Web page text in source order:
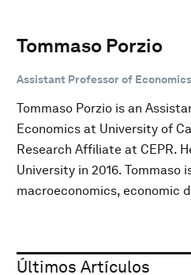
Tommaso Porzio
Assistant Professor of
Tommaso Porzio is an
Economics at University of
Research Affiliate at CEPR.
University in 2016. Tommaso
macroeconomics, economic
Últimos Artículos